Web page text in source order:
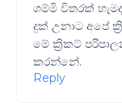
ශම්මි විතරක්
දුක් උනාට අපේ
මේ ක්‍රිකට්
කරන්නේ.
Reply